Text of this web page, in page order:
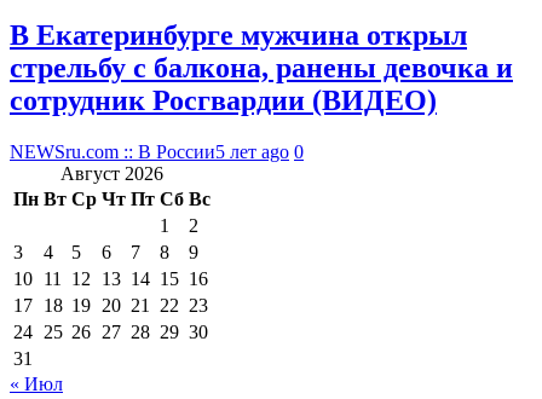
В Екатеринбурге мужчина открыл
стрельбу с балкона, ранены девочка и
сотрудник Росгвардии (ВИДЕО)
NEWSru.com :: В России5 лет ago 0
Август 2026
Пн Вт Ср Чт Пт Сб Вс
1
2
3
4 5 6 7 8
9
10 11 12 13 14 15 16
17 18 19 20 21 22 23
24 25 26 27 28 29 30
31
« Июл